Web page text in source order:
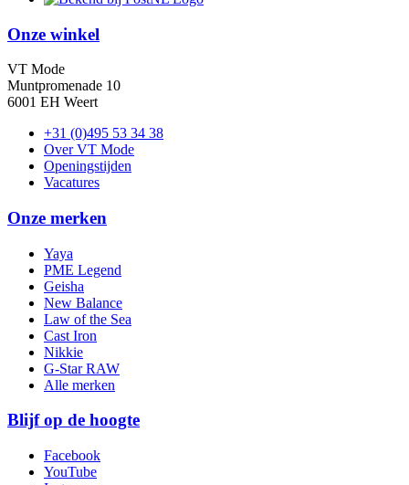
Onze winkel
VT Mode
Muntpromenade 10
6001 EH Weert
+31 (0)495 53 34 38
Over VT Mode
Openingstijden
Vacatures
Onze merken
Yaya
PME Legend
Geisha
New Balance
Law of the Sea
Cast Iron
Nikkie
G-Star RAW
Alle merken
Blijf op de hoogte
Facebook
YouTube